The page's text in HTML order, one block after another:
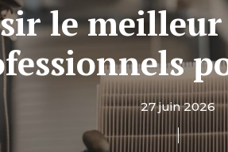
le
27 juin 2026